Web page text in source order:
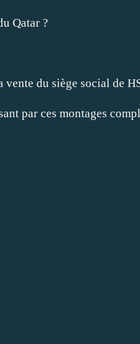
Qatar ?
du siège social de
par ces montages